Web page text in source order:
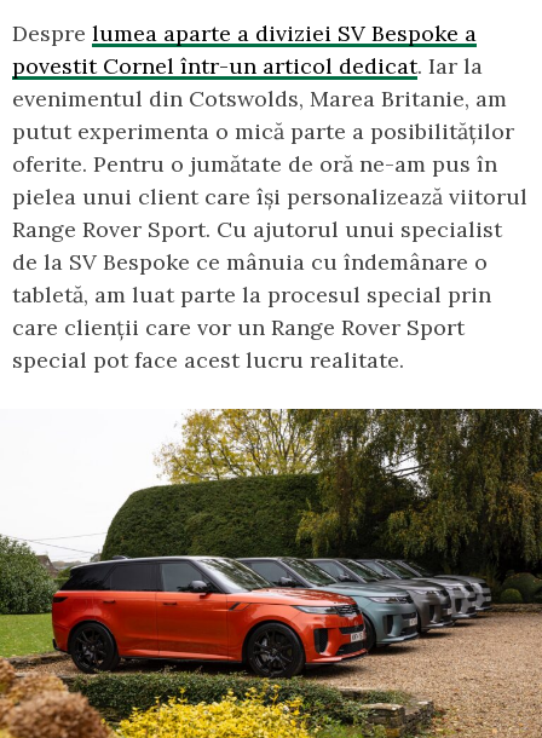
Despre lumea aparte a diviziei SV Bespoke a
povestit Cornel într-un articol dedicat. Iar la
evenimentul din Cotswolds, Marea Britanie, am
putut experimenta o mică parte a posibilităților
oferite. Pentru o jumătate de oră ne-am pus în
pielea unui client care își personalizează viitorul
Range Rover Sport. Cu ajutorul unui specialist
de la SV Bespoke ce mânuia cu îndemânare o
tabletă, am luat parte la procesul special prin
care clienții care vor un Range Rover Sport
special pot face acest lucru realitate.